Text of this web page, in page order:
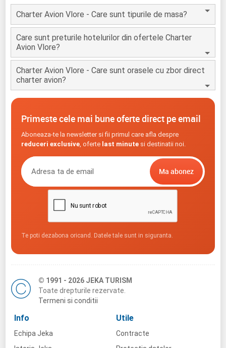
Charter Avion Vlore - Care sunt tipurile de masa?
Care sunt preturile hotelurilor din ofertele Charter
Avion Vlore?
Charter Avion Vlore - Care sunt orasele cu zbor direct
charter avion?
Primeste cele mai bune oferte direct pe email
Aboneaza-te la newsletter si fii primul care afla despre
reduceri exclusive, oferte last minutesi destinatii noi.
Te poti dezabona oricand. Datele tale sunt in siguranta.
© 1991 - 2026 JEKA TURISM
Toate drepturile rezervate.
Termeni si conditii
Info
Echipa Jeka
Utile
Contracte